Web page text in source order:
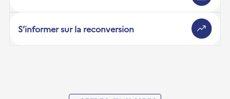
S’informer sur la reconversion